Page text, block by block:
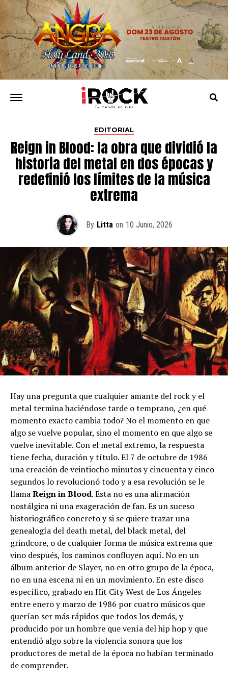
EDITORIAL
Reign in Blood: la obra que dividió la
historia del metal en dos épocas y
redefinió los límites de la música
extrema
By Litta on 10 Junio, 2026
Hay una pregunta que cualquier amante del rock y el
metal termina haciéndose tarde o temprano, ¿en qué
momento exacto cambia todo? No el momento en que
algo se vuelve popular, sino el momento en que algo se
vuelve inevitable. Con el metal extremo, la respuesta
tiene fecha, duración y título. El 7 de octubre de 1986
una creación de veintiocho minutos y cincuenta y cinco
segundos lo revolucionó todo y a esa revolución se le
llamaReign in Blood. Esta no es una afirmación
nostálgica ni una exageración de fan. Es un suceso
historiográfico concreto y si se quiere trazar una
genealogía del death metal, del black metal, del
grindcore, o de cualquier forma de música extrema que
vino después, los caminos confluyen aquí. No en un
álbum anterior de Slayer, no en otro grupo de la época,
no en una escena ni en un movimiento. En este disco
específico, grabado en Hit City West de Los Ángeles
entre enero y marzo de 1986 por cuatro músicos que
querían ser más rápidos que todos los demás, y
producido por un hombre que venía del hip hop y que
entendió algo sobre la violencia sonora que los
productores de metal de la época no habían terminado
de comprender.